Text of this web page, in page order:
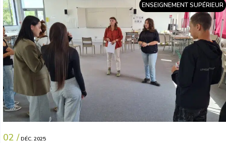
ENSEIGNEMENT SUPÉRIEUR
02 / DÉC. 2025